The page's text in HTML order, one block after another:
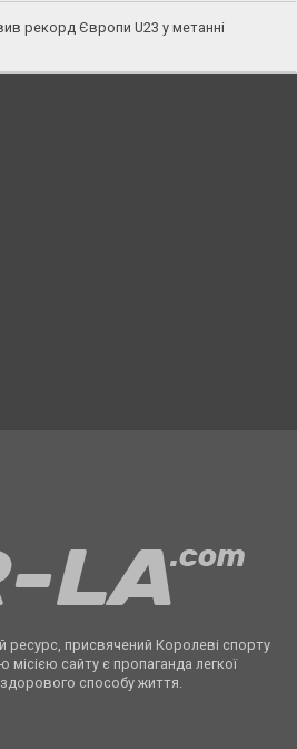
рекорд Європи U23 у метанні
ресурс, присвячений Королеві спорту
місією сайту є пропаганда легкої
способу життя.